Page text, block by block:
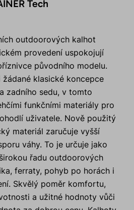
Tech
outdoorových kalhot
provedení uspokojují
původního modelu.
klasické koncepce
zadního sedu, v tomto
funkčními materiály pro
uživatele. Nově použitý
materiál zaručuje vyšší
váhy. To je určuje jako
řadu outdoorových
ferraty, pohyb po horách i
Skvělý poměr komfortu,
a užitné hodnoty vůči